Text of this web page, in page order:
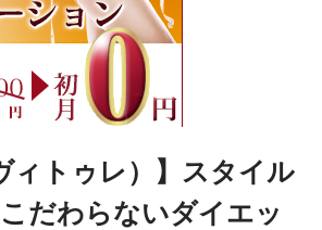
ィトゥレ）】スタイル
だわらないダイエッ